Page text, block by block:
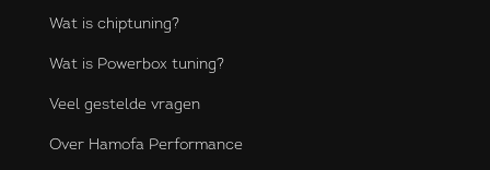
Wat is chiptuning?
Wat is Powerbox tuning?
Veel gestelde vragen
Over Hamofa Performance